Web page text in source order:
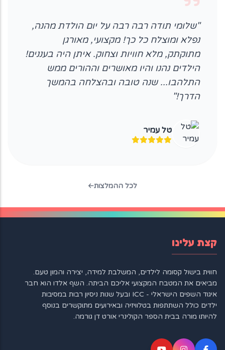
"שלומי תודה רבה רבה על יום הולדת מהנה,
נפלא ומוצלח כל כך! מקצועי, מאורגן
מתוקתק, מלא חוויות וצחוק. איתן היה בעננים!
הילדים נהנו והיו מאושרים וההורים ממש
התלהבו... שנה טובה ובהצלחה בהמשך
הדרך!"
טל עמיר
לכל ההמלצות
קצת עלינו
חווית בישול קסומה לילדים, המשלבת למידה, יצירה והמון טעם.
מביאים את המטבח המקצועי אליכם הביתה. השף אלדו הוא חבר
איגוד השפים הישראלי - ICC ובעל שנות ניסיון רבות במסיבות
ילדים כולל השתתפות בטלוויזיה ובאירועים מתוקשרים בנוסף
להיותו מורה בבית הספר הקולינרי אורט דן גורמה.